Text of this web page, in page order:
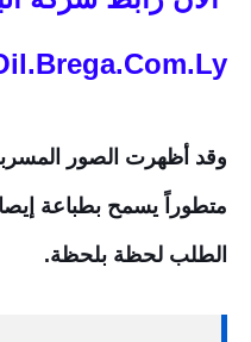
وقد أظهرت الصور
متطوراً يسمح بطباعة
الطلب لحظة بلحظة.